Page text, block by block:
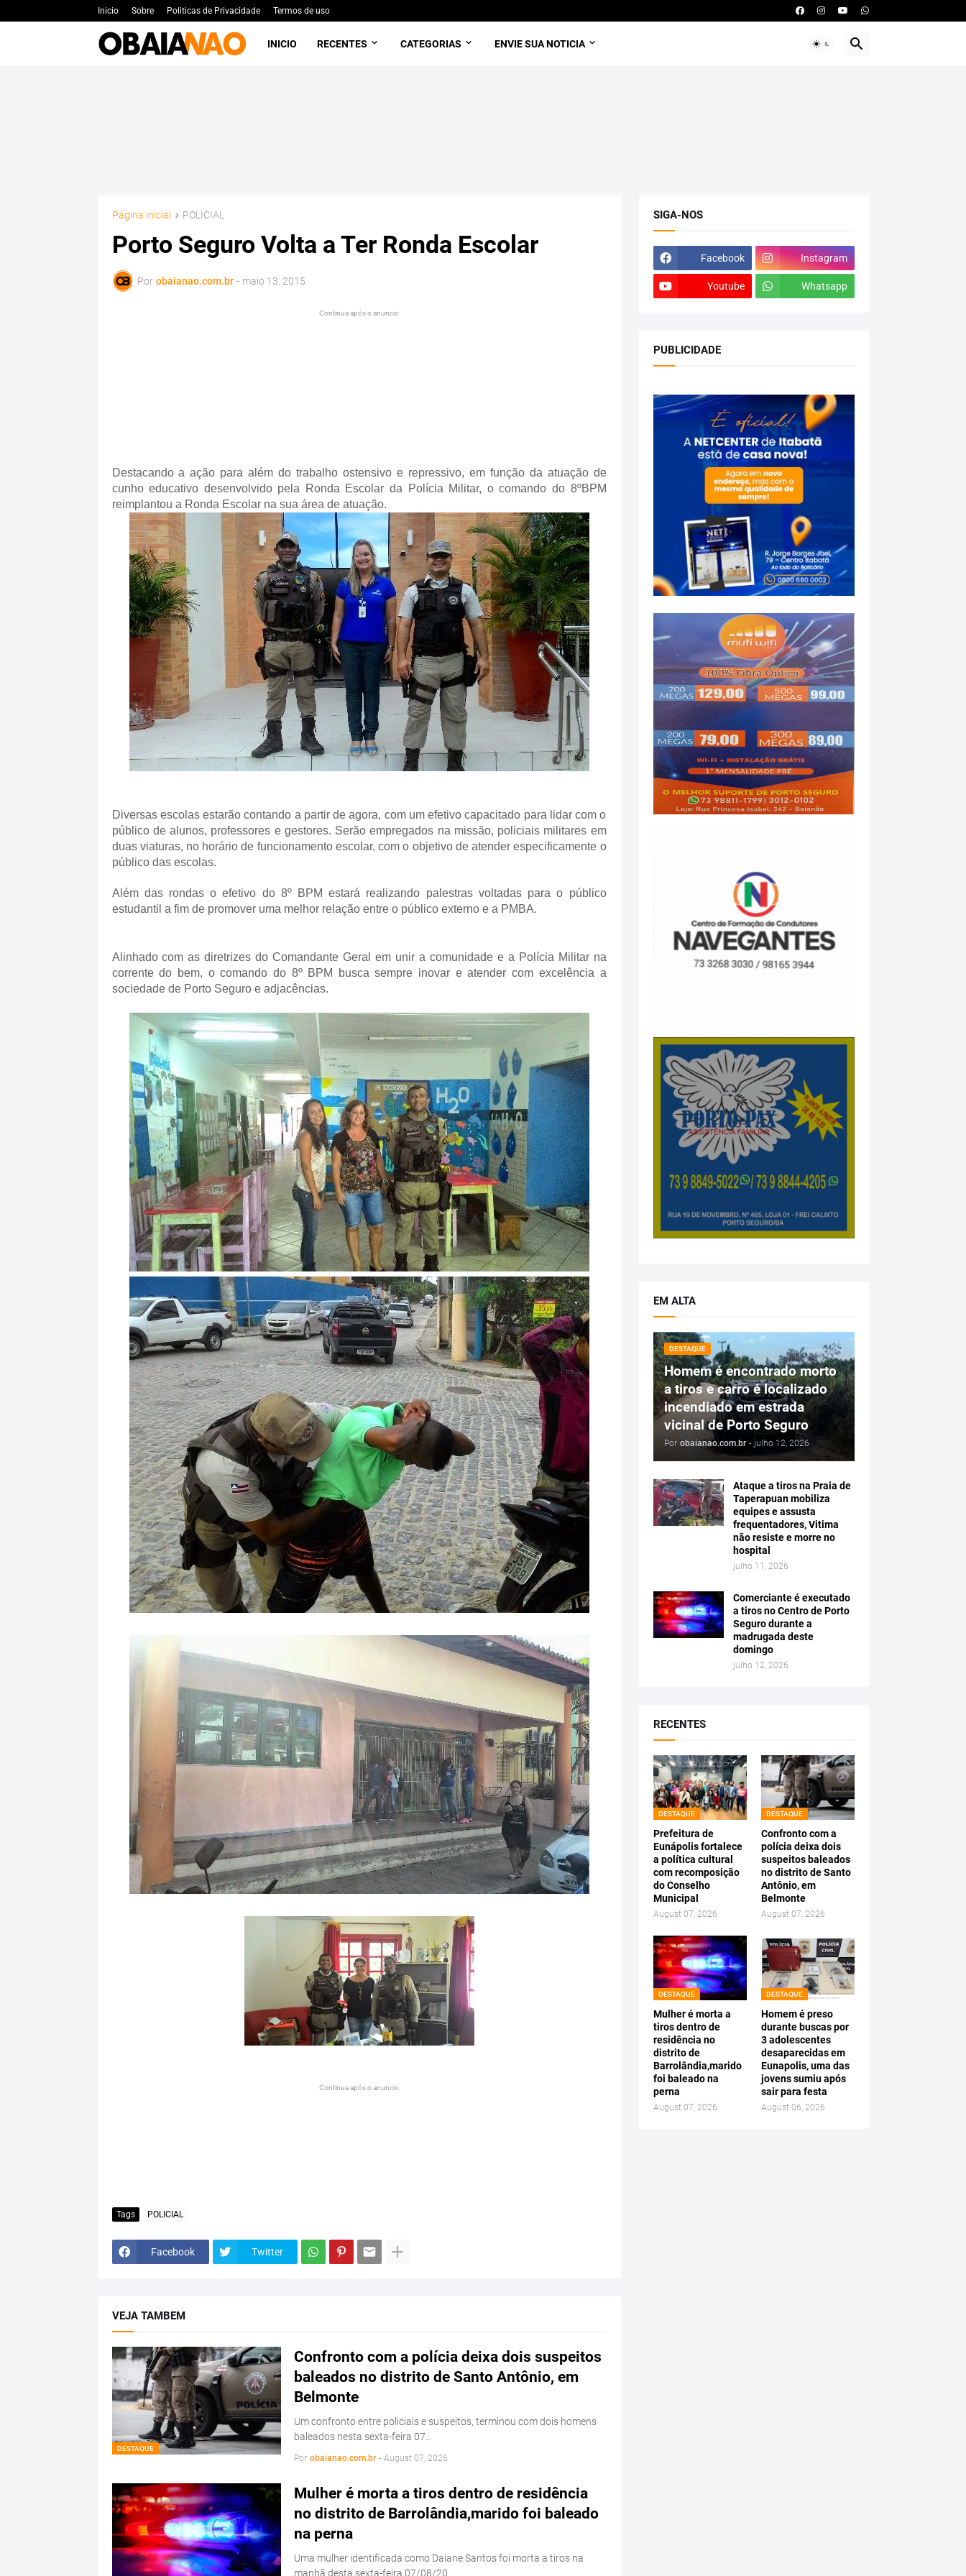
Inicio Sobre Politicas de Privacidade Termos de uso
INICIO RECENTES CATEGORIAS ENVIE SUA NOTICIA
Página inicial POLICIAL
Porto Seguro Volta a Ter Ronda Escolar
Por obaianao.com.br - maio 13, 2015
Continua após o anuncio
Destacando a ação para além do trabalho ostensivo e repressivo, em função da atuação de
cunho educativo desenvolvido pela Ronda Escolar da Polícia Militar, o comando do 8ºBPM
reimplantou a Ronda Escolar na sua área de atuação.
Diversas escolas estarão contando a partir de agora, com um efetivo capacitado para lidar com o
público de alunos, professores e gestores. Serão empregados na missão, policiais militares em
duas viaturas, no horário de funcionamento escolar, com o objetivo de atender especificamente o
público das escolas.
Além das rondas o efetivo do 8º BPM estará realizando palestras voltadas para o público
estudantil a fim de promover uma melhor relação entre o público externo e a PMBA.
Alinhado com as diretrizes do Comandante Geral em unir a comunidade e a Polícia Militar na
corrente do bem, o comando do 8º BPM busca sempre inovar e atender com excelência a
sociedade de Porto Seguro e adjacências.
Continua após o anuncio
Tags POLICIAL
Facebook Twitter
VEJA TAMBEM
DESTAQUE
Confronto com a polícia deixa dois suspeitos
baleados no distrito de Santo Antônio, em
Belmonte
Um confronto entre policiais e suspeitos, terminou com dois homens
baleados nesta sexta-feira 07…
Por obaianao.com.br - August 07, 2026
Mulher é morta a tiros dentro de residência
no distrito de Barrolândia,marido foi baleado
na perna
Uma mulher identificada como Daiane Santos foi morta a tiros na
manhã desta sexta-feira 07/08/20…
SIGA-NOS
Facebook Instagram
Youtube Whatsapp
PUBLICIDADE
EM ALTA
DESTAQUE
Homem é encontrado morto
a tiros e carro é localizado
incendiado em estrada
vicinal de Porto Seguro
Por obaianao.com.br - julho 12, 2026
Ataque a tiros na Praia de
Taperapuan mobiliza
equipes e assusta
frequentadores, Vitima
não resiste e morre no
hospital
julho 11, 2026
Comerciante é executado
a tiros no Centro de Porto
Seguro durante a
madrugada deste
domingo
julho 12, 2026
RECENTES
DESTAQUE
Prefeitura de
Eunápolis fortalece
a política cultural
com recomposição
do Conselho
Municipal
August 07, 2026
DESTAQUE
Confronto com a
polícia deixa dois
suspeitos baleados
no distrito de Santo
Antônio, em
Belmonte
August 07, 2026
DESTAQUE
Mulher é morta a
tiros dentro de
residência no
distrito de
Barrolândia,marido
foi baleado na
perna
August 07, 2026
DESTAQUE
Homem é preso
durante buscas por
3 adolescentes
desaparecidas em
Eunapolis, uma das
jovens sumiu após
sair para festa
August 06, 2026